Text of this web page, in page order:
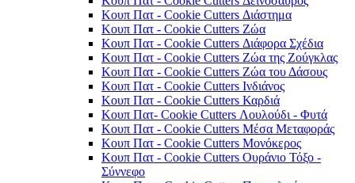
Κουπ Πατ - Cookie Cutters Διάστημα
Κουπ Πατ - Cookie Cutters Ζώα
Κουπ Πατ - Cookie Cutters Διάφορα Σχέδια
Κουπ Πατ - Cookie Cutters Ζώα της Ζούγκλας
Κουπ Πατ - Cookie Cutters Ζώα του Δάσους
Κουπ Πατ - Cookie Cutters Ινδιάνος
Κουπ Πατ - Cookie Cutters Καρδιά
Κουπ Πατ- Cookie Cutters Λουλούδι - Φυτά
Κουπ Πατ - Cookie Cutters Μέσα Μεταφοράς
Κουπ Πατ - Cookie Cutters Μονόκερος
Κουπ Πατ - Cookie Cutters Ουράνιο Τόξο -
Σύννεφο